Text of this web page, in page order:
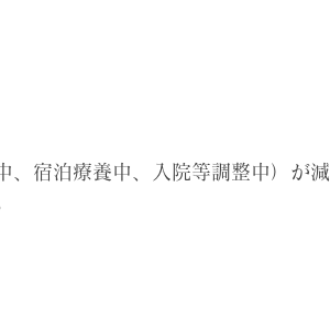
宿泊療養中、入院等調整中）が減